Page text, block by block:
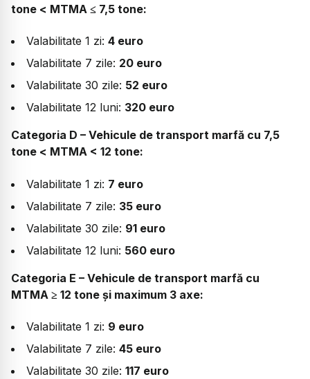
tone < MTMA ≤ 7,5 tone:
Valabilitate 1 zi: 4 euro
Valabilitate 7 zile: 20 euro
Valabilitate 30 zile: 52 euro
Valabilitate 12 luni: 320 euro
Categoria D – Vehicule de transport marfă cu 7,5
tone < MTMA < 12 tone:
Valabilitate 1 zi: 7 euro
Valabilitate 7 zile: 35 euro
Valabilitate 30 zile: 91 euro
Valabilitate 12 luni: 560 euro
Categoria E – Vehicule de transport marfă cu
MTMA ≥ 12 tone și maximum 3 axe:
Valabilitate 1 zi: 9 euro
Valabilitate 7 zile: 45 euro
Valabilitate 30 zile: 117 euro